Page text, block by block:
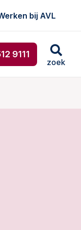
bij AVL
9111
zoek